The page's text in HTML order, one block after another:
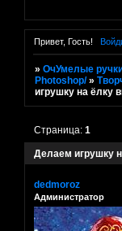
Привет, Гость!
»ОчУмелые
Photoshop/ »
игрушку на ёлку
Делаем игрушку
Страница:1
dedmoroz
Администратор